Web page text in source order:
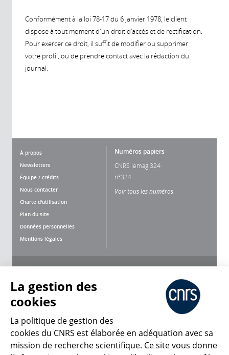
Conformément à la loi 78-17 du 6 janvier 1978, le client
dispose à tout moment d'un droit d'accès et de rectification.
Pour exercer ce droit, il suffit de modifier ou supprimer
votre profil, ou de prendre contact avec la rédaction du
journal.
À propos
Newsletters
Équipe / crédits
Nous contacter
Charte d'utilisation
Plan du site
Données personnelles
Mentions légales
Numéros papiers
CNRS lemag 324
n°324
Voir tous les numéros
CNRS Le Mag
La gestion des
cookies
La politique de gestion des
cookies du CNRS est élaborée en adéquation avec sa
mission de recherche scientifique. Ce site vous donne